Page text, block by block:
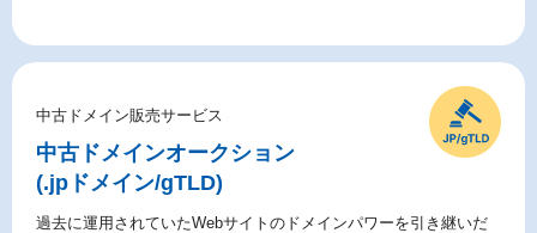
中古ドメイン販売サービス
中古ドメインオークション
(.jpドメイン/gTLD)
過去に運用されていたWebサイトのドメインパワーを引き継いだ